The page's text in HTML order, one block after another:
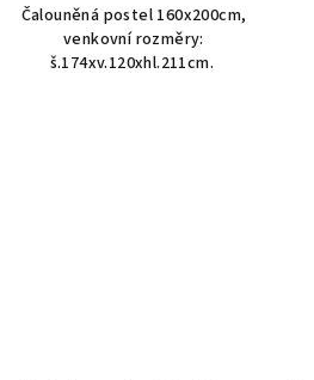
z
5
hvězdiček.
Čalouněná postel 160x200cm,
venkovní rozměry:
š.174xv.120xhl.211cm.